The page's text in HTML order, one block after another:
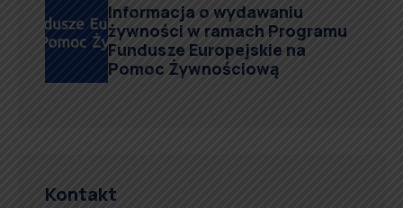
Informacja o wydawaniu
żywności w ramach Programu
Fundusze Europejskie na
Pomoc Żywnościową
Kontakt